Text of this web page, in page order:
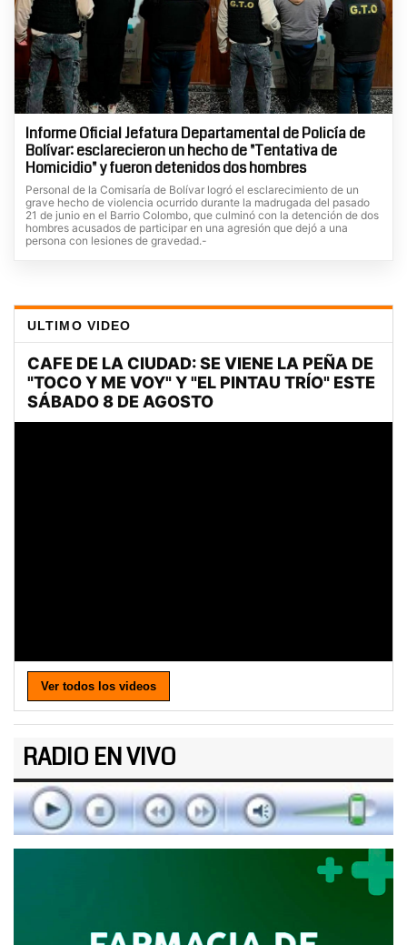
Informe Oficial Jefatura Departamental de Policía de
Bolívar: esclarecieron un hecho de "Tentativa de
Homicidio" y fueron detenidos dos hombres
Personal de la Comisaría de Bolívar logró el esclarecimiento de un
grave hecho de violencia ocurrido durante la madrugada del pasado
21 de junio en el Barrio Colombo, que culminó con la detención de dos
hombres acusados de participar en una agresión que dejó a una
persona con lesiones de gravedad.-
ULTIMO VIDEO
Ver todos los videos
RADIO EN VIVO